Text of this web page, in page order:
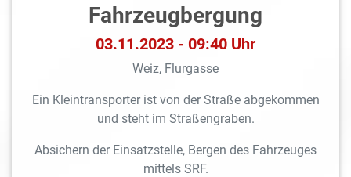
Fahrzeugbergung
03.11.2023 - 09:40 Uhr
Weiz, Flurgasse
Ein Kleintransporter ist von der Straße abgekommen
und steht im Straßengraben.
Absichern der Einsatzstelle, Bergen des Fahrzeuges
mittels SRF.